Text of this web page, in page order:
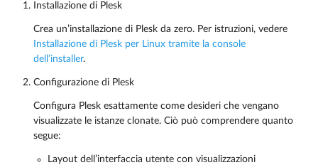
Installazione di Plesk
Crea un’installazione di Plesk da zero. Per istruzioni, vedere
Installazione di Plesk per Linux tramite la console
dell’installer.
Configurazione di Plesk
Configura Plesk esattamente come desideri che vengano
visualizzate le istanze clonate. Ciò può comprendere quanto
segue:
Layout dell’interfaccia utente con visualizzazioni